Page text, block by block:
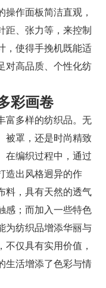
作面板简洁直观，
距、张力等，来控制
，使得手挽机既能适
对高品质、个性化纺
彩画卷
富多样的纺织品。无
被罩，还是时尚精致
在编织过程中，通过
造出风格迥异的作
料，具有天然的透气
感；而加入一些特色
为纺织品增添华丽与
仅具有实用价值，
生活增添了色彩与情